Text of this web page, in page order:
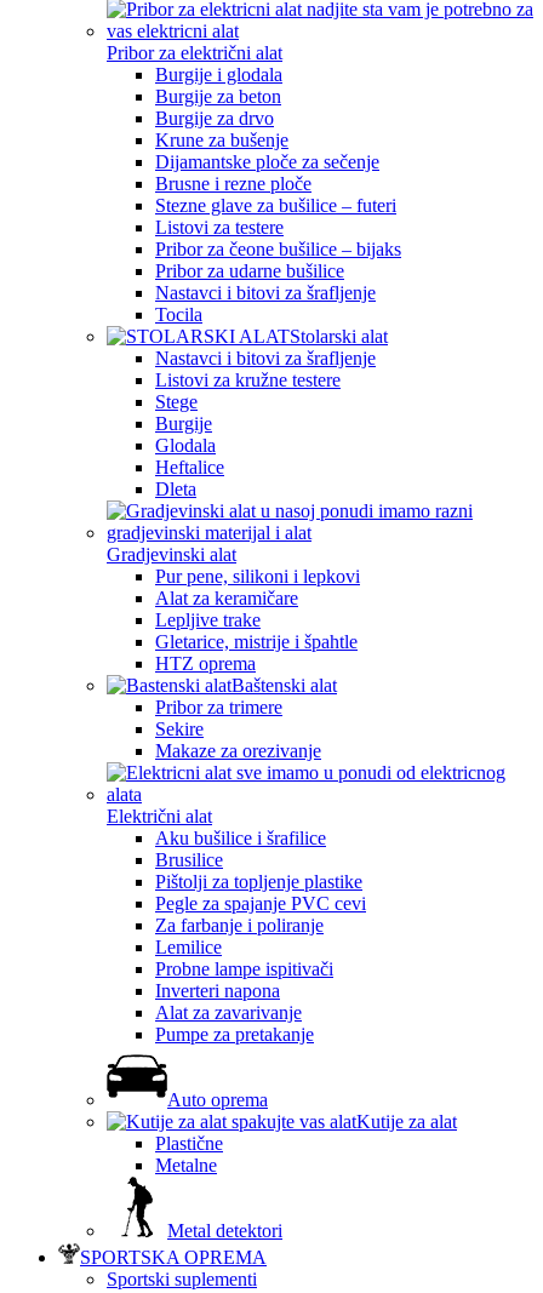
Pribor za električni alat
Burgije i glodala
Burgije za beton
Burgije za drvo
Krune za bušenje
Dijamantske ploče za sečenje
Brusne i rezne ploče
Stezne glave za bušilice – futeri
Listovi za testere
Pribor za čeone bušilice – bijaks
Pribor za udarne bušilice
Nastavci i bitovi za šrafljenje
Tocila
Stolarski alat
Nastavci i bitovi za šrafljenje
Listovi za kružne testere
Stege
Burgije
Glodala
Heftalice
Dleta
Gradjevinski alat
Pur pene, silikoni i lepkovi
Alat za keramičare
Lepljive trake
Gletarice, mistrije i špahtle
HTZ oprema
Baštenski alat
Pribor za trimere
Sekire
Makaze za orezivanje
Električni alat
Aku bušilice i šrafilice
Brusilice
Pištolji za topljenje plastike
Pegle za spajanje PVC cevi
Za farbanje i poliranje
Lemilice
Probne lampe ispitivači
Inverteri napona
Alat za zavarivanje
Pumpe za pretakanje
Auto oprema
Kutije za alat
Plastične
Metalne
Metal detektori
SPORTSKA OPREMA
Sportski suplementi